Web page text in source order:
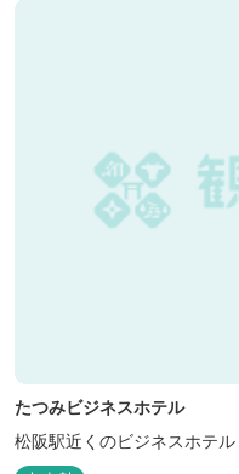
たつみビジネスホテル
松阪駅近くのビジネスホテル